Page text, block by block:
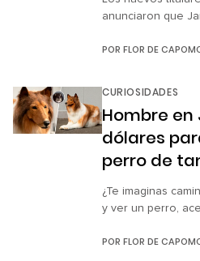
anunciaron que
británica. Esto
Marlene Malahoo
de Kingston […]
POR FLOR DE
CURIOSIDADES
Hombre en
dólares
perro de
¿Te imaginas
y ver un perro,
tal vez nos
POR FLOR DE